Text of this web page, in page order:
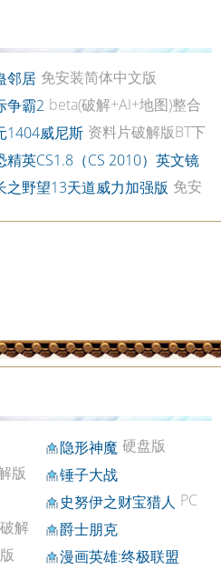
邻居 免安装简体中文版
争霸2 beta(破解+AI+地图)整合
1404威尼斯 资料片破解版BT下
精英CS1.8（CS 2010）英文镜
下载 英文镜像版BT下载
之野望13天道威力加强版 免安
隐形神魔 硬盘版
版
锤子大战
史努伊之财宝猎人 PC
破解版
解
爵士朋克
漫画英雄:终极联盟